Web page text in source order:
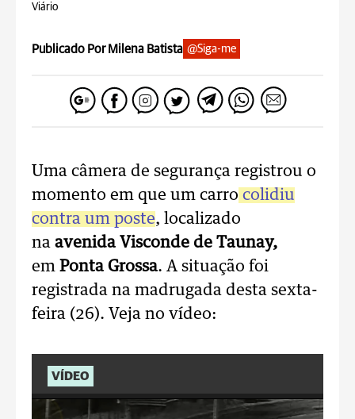
Viário
Publicado Por Milena Batista @Siga-me
Uma câmera de segurança registrou o
momento em que um carro colidiu
contra um poste, localizado
na avenida Visconde de Taunay,
em Ponta Grossa. A situação foi
registrada na madrugada desta sexta-
feira (26). Veja no vídeo:
VÍDEO